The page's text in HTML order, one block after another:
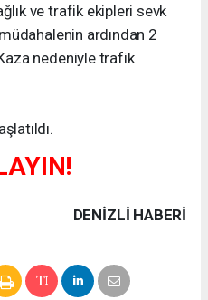
ve trafik ekipleri sevk
ardından 2
nedeniyle trafik
DENIZLI HABERİ